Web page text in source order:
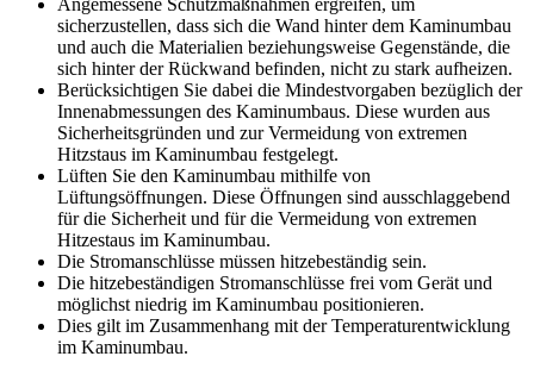
sicherzustellen, dass sich die Wand hinter dem Kaminumbau
und auch die Materialien beziehungsweise Gegenstände, die
sich hinter der Rückwand befinden, nicht zu stark aufheizen.
Berücksichtigen Sie dabei die Mindestvorgaben bezüglich der
Innenabmessungen des Kaminumbaus. Diese wurden aus
Sicherheitsgründen und zur Vermeidung von extremen
Hitzstaus im Kaminumbau festgelegt.
Lüften Sie den Kaminumbau mithilfe von
Lüftungsöffnungen. Diese Öffnungen sind ausschlaggebend
für die Sicherheit und für die Vermeidung von extremen
Hitzestaus im Kaminumbau.
Die Stromanschlüsse müssen hitzebeständig sein.
Die hitzebeständigen Stromanschlüsse frei vom Gerät und
möglichst niedrig im Kaminumbau positionieren.
Dies gilt im Zusammenhang mit der Temperaturentwicklung
im Kaminumbau.